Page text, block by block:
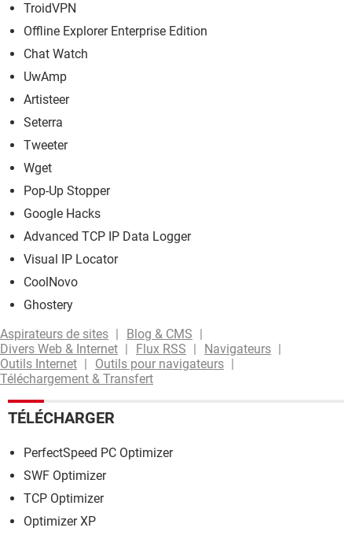
TroidVPN
Offline Explorer Enterprise Edition
Chat Watch
UwAmp
Artisteer
Seterra
Tweeter
Wget
Pop-Up Stopper
Google Hacks
Advanced TCP IP Data Logger
Visual IP Locator
CoolNovo
Ghostery
Aspirateurs de sites
Blog & CMS
Divers Web & Internet
Flux RSS
Navigateurs
Outils Internet
Outils pour navigateurs
Téléchargement & Transfert
TÉLÉCHARGER
PerfectSpeed PC Optimizer
SWF Optimizer
TCP Optimizer
Optimizer XP